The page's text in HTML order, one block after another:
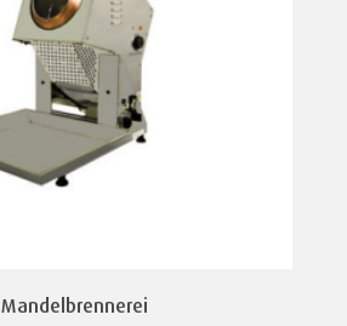
Mandelbrennerei